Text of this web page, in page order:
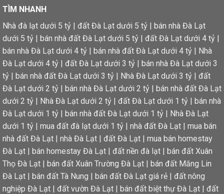
TÌM NHANH
Nhà đà lạt dưới 5 tỷ | đất Đà Lạt dưới 5 tỷ | bán nhà Đà Lạt
dưới 5 tỷ | bán nhà đất Đà Lạt dưới 5 tỷ | đất Đà Lạt dưới 4 tỷ |
bán nhà Đà Lạt dưới 4 tỷ | bán nhà đất Đà Lạt dưới 4 tỷ | Nhà
Đà Lạt dưới 4 tỷ | đất Đà Lạt dưới 3 tỷ | bán nhà Đà Lạt dưới 3
tỷ | bán nhà đất Đà Lạt dưới 3 tỷ | Nhà Đà Lạt dưới 3 tỷ | đất
Đà Lạt dưới 2 tỷ | bán nhà Đà Lạt dưới 2 tỷ | bán nhà đất Đà Lạt
dưới 2 tỷ | Nhà Đà Lạt dưới 2 tỷ | đất Đà Lạt dưới 1 tỷ | bán nhà
Đà Lạt dưới 1 tỷ | bán nhà đất Đà Lạt dưới 1 tỷ | Nhà Đà Lạt
dưới 1 tỷ | mua đất đà lạt dưới 1 tỷ | nhà đất Đà Lạt | mua bán
nhà đất Đà Lạt | nhà Đà Lạt | đất Đà Lạt | mua bán homestay
Đà Lạt | bán homestay Đà Lạt | đất nền đà lạt | bán đất Xuân
Thọ Đà Lạt | bán đất Xuân Trường Đà Lạt | bán đất Măng Lin
Đà Lạt | bán đất Tà Nung | bán đất Đà Lạt giá rẻ | đất nông
nghiệp Đà Lạt | đất vườn Đà Lạt | bán đất biệt thự Đà Lạt | đất